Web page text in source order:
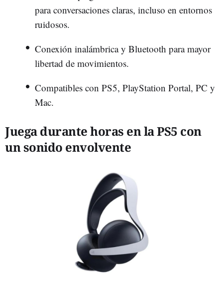
para conversaciones claras, incluso en entornos
ruidosos.
Conexión inalámbrica y Bluetooth para mayor
libertad de movimientos.
Compatibles con PS5, PlayStation Portal, PC y
Mac.
Juega durante horas en la PS5 con
un sonido envolvente